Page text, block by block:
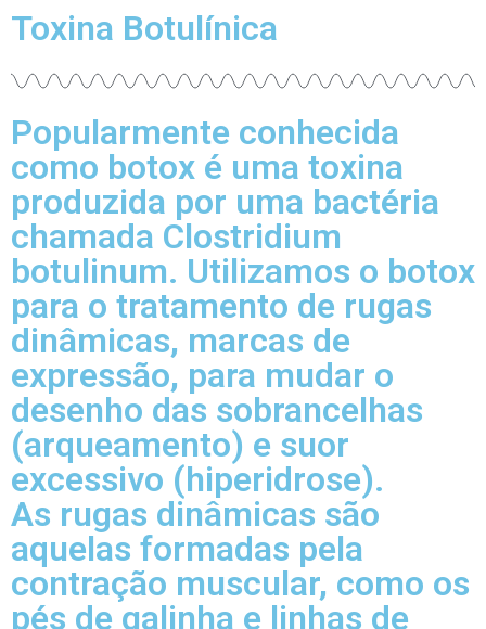
Toxina Botulínica
Popularmente conhecida
como botox é uma toxina
produzida por uma bactéria
chamada Clostridium
botulinum. Utilizamos o botox
para o tratamento de rugas
dinâmicas, marcas de
expressão, para mudar o
desenho das sobrancelhas
(arqueamento) e suor
excessivo (hiperidrose).
As rugas dinâmicas são
aquelas formadas pela
contração muscular, como os
pés de galinha e linhas de